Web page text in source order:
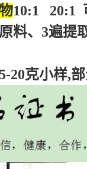
10:1 20:1
料、3遍提
克小样,